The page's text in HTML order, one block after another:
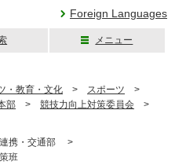
Foreign Languages
メニュー
・教育・文化 > スポーツ >
部 > 競技力向上対策委員会 >
携・交通部 >
班